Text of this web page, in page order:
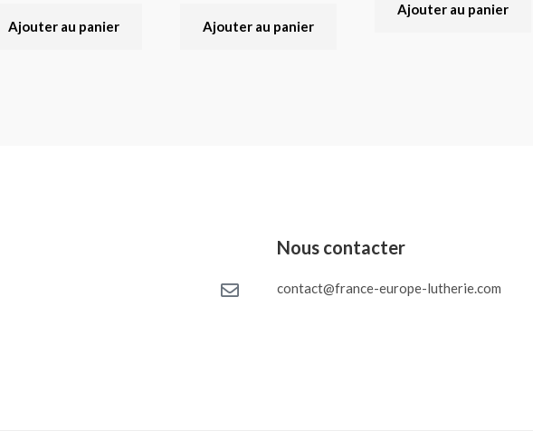
Ajouter au panier Ajouter au panier
Ajouter au panier
Nous contacter
contact@france-europe-lutherie.com